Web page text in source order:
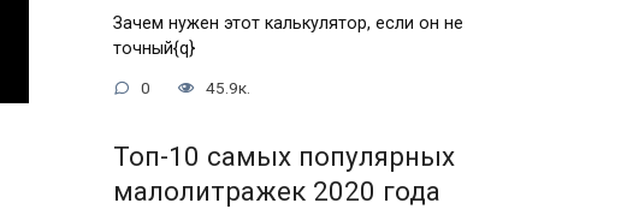
Зачем нужен этот калькулятор, если он не
точный{q}
0 45.9к.
Топ-10 самых популярных
малолитражек 2020 года